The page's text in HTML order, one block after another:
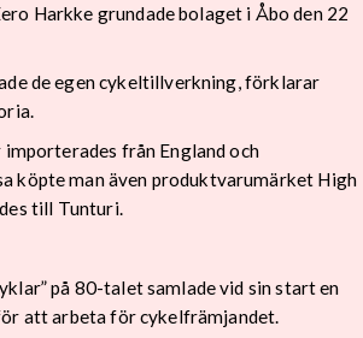
Harkke grundade bolaget i Åbo den 22
de egen cykeltillverkning, förklarar
från England och
köpte man även produktvarumärket High
till Tunturi.
på 80-talet samlade vid sin start en
att arbeta för cykelfrämjandet.